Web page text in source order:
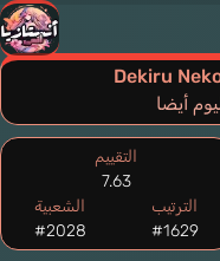
Dekiru
أيضا
التقييم
7.63
الترتيب
#1629
الشعبية
#2028